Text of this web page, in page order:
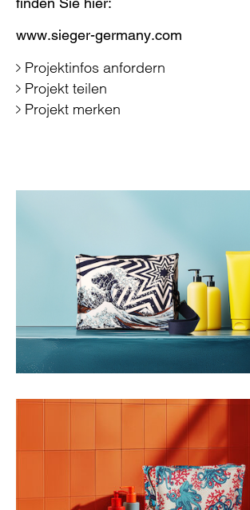
www.sieger-germany.com
Projektinfos anfordern
Projekt teilen
Projekt merken